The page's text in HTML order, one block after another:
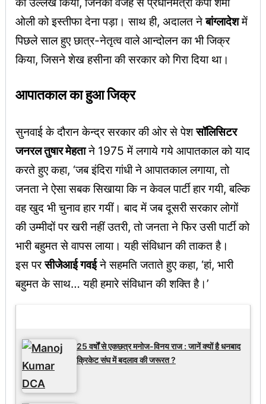
ओली को इस्तीफा देना पड़ा। साथ ही, अदालत नेबांग्लादेशमें
पिछले साल हुए छात्र-नेतृत्व वाले आन्दोलन का भी जिक्र
किया, जिसने शेख हसीना की सरकार को गिरा दिया था।
आपातकाल का हुआ जिक्र
सुनवाई के दौरान केन्द्र सरकार की ओर से पेशसॉलिसिटर
जनरल तुषार मेहताने 1975 में लगाये गये आपातकाल को याद
करते हुए कहा, ‘जब इंदिरा गांधी ने आपातकाल लगाया, तो
जनता ने ऐसा सबक सिखाया कि न केवल पार्टी हार गयी, बल्कि
वह खुद भी चुनाव हार गयीं। बाद में जब दूसरी सरकार लोगों
की उम्मीदों पर खरी नहीं उतरी, तो जनता ने फिर उसी पार्टी को
भारी बहुमत से वापस लाया। यही संविधान की ताकत है।
इस परसीजेआई गवईने सहमति जताते हुए कहा, ‘हां, भारी
बहुमत के साथ… यही हमारे संविधान की शक्ति है।’
25 वर्षों से एकछत्र मनोज-विनय राज : जानें क्यों है धनबाद
क्रिकेट संघ में बदलाव की जरूरत ?